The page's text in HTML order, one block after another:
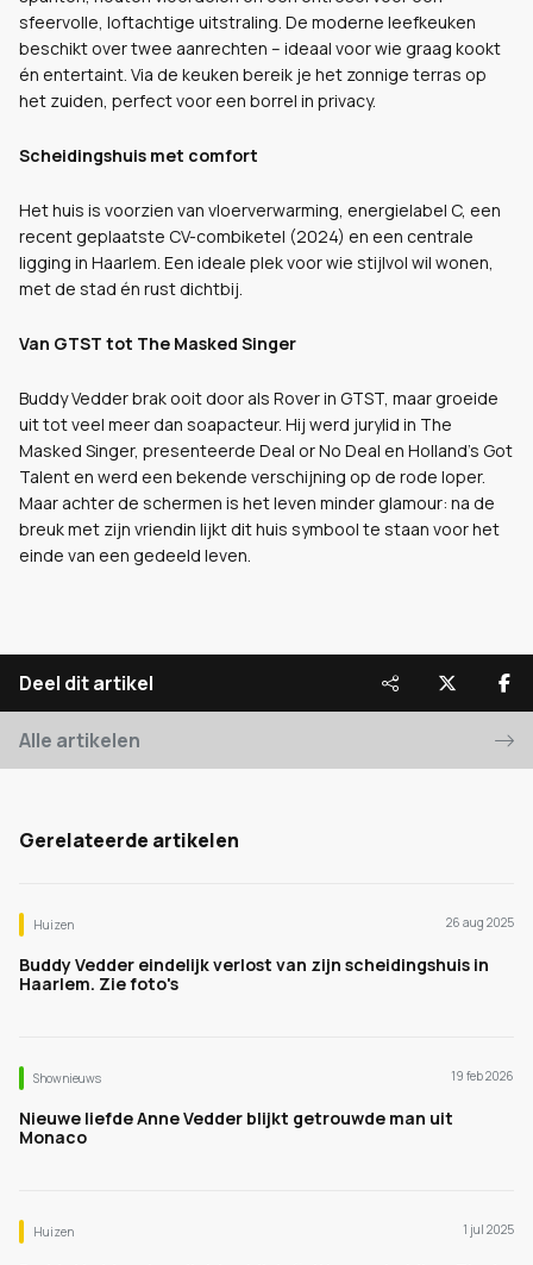
sfeervolle, loftachtige uitstraling. De moderne leefkeuken
beschikt over twee aanrechten – ideaal voor wie graag kookt
én entertaint. Via de keuken bereik je het zonnige terras op
het zuiden, perfect voor een borrel in privacy.
Scheidingshuis met comfort
Het huis is voorzien van vloerverwarming, energielabel C, een
recent geplaatste CV-combiketel (2024) en een centrale
ligging in Haarlem. Een ideale plek voor wie stijlvol wil wonen,
met de stad én rust dichtbij.
Van GTST tot The Masked Singer
Buddy Vedder brak ooit door als Rover in GTST, maar groeide
uit tot veel meer dan soapacteur. Hij werd jurylid in The
Masked Singer, presenteerde Deal or No Deal en Holland’s Got
Talent en werd een bekende verschijning op de rode loper.
Maar achter de schermen is het leven minder glamour: na de
breuk met zijn vriendin lijkt dit huis symbool te staan voor het
einde van een gedeeld leven.
Deel dit artikel
Alle artikelen
Gerelateerde artikelen
Huizen 26 aug 2025
Buddy Vedder eindelijk verlost van zijn scheidingshuis in
Haarlem. Zie foto's
Shownieuws 19 feb 2026
Nieuwe liefde Anne Vedder blijkt getrouwde man uit
Monaco
Huizen 1 jul 2025